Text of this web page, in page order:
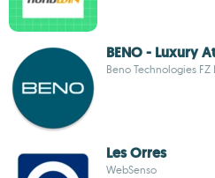
BENO - Luxury
Beno Technologies FZ
Les Orres
WebSenso